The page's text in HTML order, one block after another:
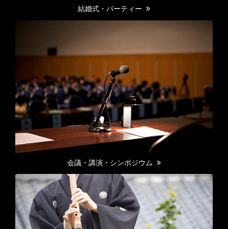
結婚式・パーティー
会議・講演・シンポジウム